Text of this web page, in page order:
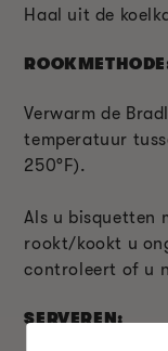
Haal uit de
Verwarm de
temperatuur
250°F).
Als u bisquetten
rookt/kookt u
controleert of u
SERVEREN: